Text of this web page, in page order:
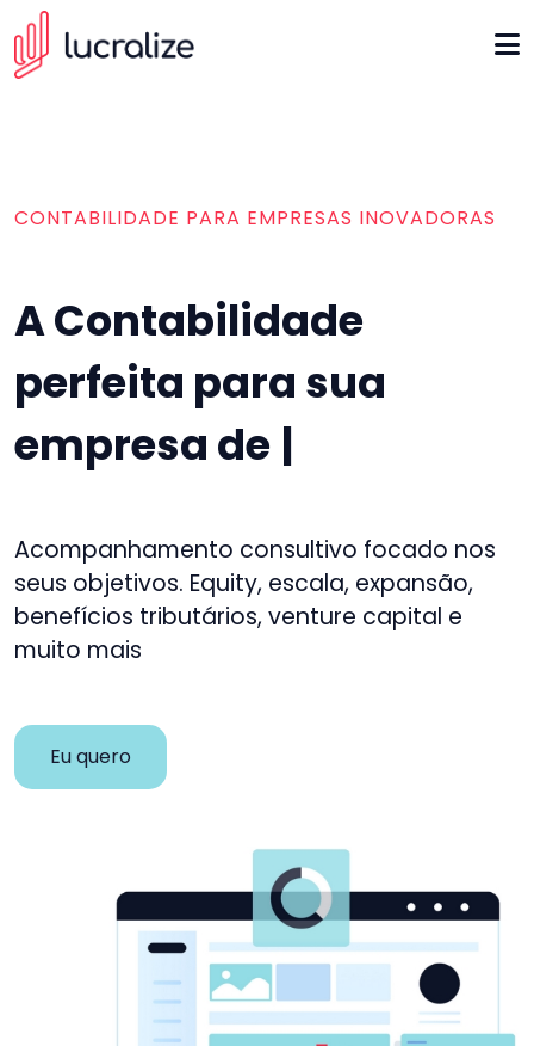
CONTABILIDADE PARA EMPRESAS INOVADORAS
A Contabilidade
perfeita para sua
empresa de tecn
Acompanhamento consultivo focado nos
seus objetivos. Equity, escala, expansão,
benefícios tributários, venture capital e
muito mais
Eu quero